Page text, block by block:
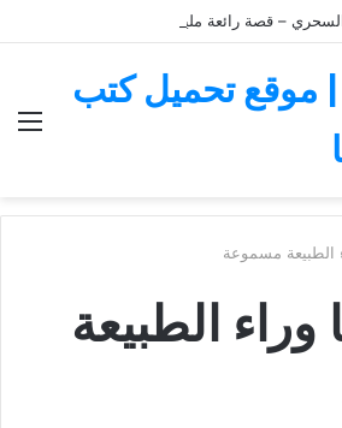
– قصة رائعة مليئة بالمغامرات
كتب pdf | موقع تحميل كتب
الطبيعة مسموعة
وراء الطبيعة